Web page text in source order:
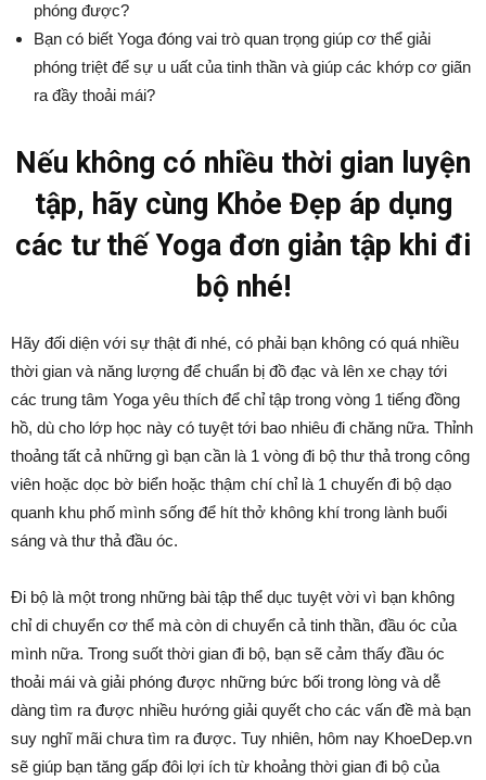
phóng được?
Bạn có biết Yoga đóng vai trò quan trọng giúp cơ thể giải
phóng triệt để sự u uất của tinh thần và giúp các khớp cơ giãn
ra đầy thoải mái?
Nếu không có nhiều thời gian luyện
tập, hãy cùng Khỏe Đẹp áp dụng
các tư thế Yoga đơn giản tập khi đi
bộ nhé!
Hãy đối diện với sự thật đi nhé, có phải bạn không có quá nhiều
thời gian và năng lượng để chuẩn bị đồ đạc và lên xe chạy tới
các trung tâm Yoga yêu thích để chỉ tập trong vòng 1 tiếng đồng
hồ, dù cho lớp học này có tuyệt tới bao nhiêu đi chăng nữa. Thỉnh
thoảng tất cả những gì bạn cần là 1 vòng đi bộ thư thả trong công
viên hoặc dọc bờ biển hoặc thậm chí chỉ là 1 chuyến đi bộ dạo
quanh khu phố mình sống để hít thở không khí trong lành buổi
sáng và thư thả đầu óc.
Đi bộ là một trong những bài tập thể dục tuyệt vời vì bạn không
chỉ di chuyển cơ thể mà còn di chuyển cả tinh thần, đầu óc của
mình nữa. Trong suốt thời gian đi bộ, bạn sẽ cảm thấy đầu óc
thoải mái và giải phóng được những bức bối trong lòng và dễ
dàng tìm ra được nhiều hướng giải quyết cho các vấn đề mà bạn
suy nghĩ mãi chưa tìm ra được. Tuy nhiên, hôm nay KhoeDep.vn
sẽ giúp bạn tăng gấp đôi lợi ích từ khoảng thời gian đi bộ của